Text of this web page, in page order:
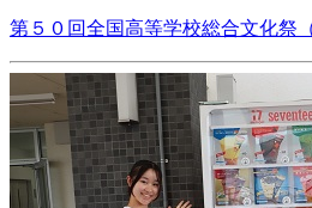
第５０回全国高等学校総合文化祭